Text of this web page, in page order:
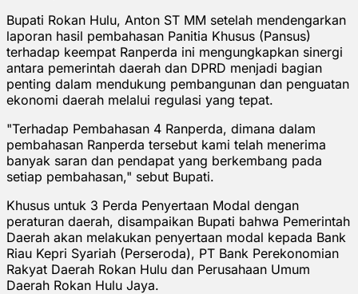
Bupati Rokan Hulu, Anton ST MM setelah mendengarkan
laporan hasil pembahasan Panitia Khusus (Pansus)
terhadap keempat Ranperda ini mengungkapkan sinergi
antara pemerintah daerah dan DPRD menjadi bagian
penting dalam mendukung pembangunan dan penguatan
ekonomi daerah melalui regulasi yang tepat.
"Terhadap Pembahasan 4 Ranperda, dimana dalam
pembahasan Ranperda tersebut kami telah menerima
banyak saran dan pendapat yang berkembang pada
setiap pembahasan," sebut Bupati.
Khusus untuk 3 Perda Penyertaan Modal dengan
peraturan daerah, disampaikan Bupati bahwa Pemerintah
Daerah akan melakukan penyertaan modal kepada Bank
Riau Kepri Syariah (Perseroda), PT Bank Perekonomian
Rakyat Daerah Rokan Hulu dan Perusahaan Umum
Daerah Rokan Hulu Jaya.